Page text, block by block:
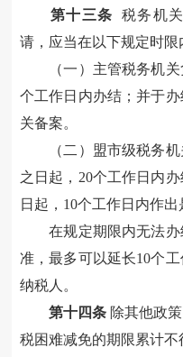
第十三条 税务机
请，应当在以下规定时限
（一）主管税务机
个工作日内办结；并于
关备案。
（二）盟市级税务
之日起，20个工作日内
日起，10个工作日内作出
在规定期限内无法
准，最多可以延长10个
纳税人。
第十四条除其他政策
税困难减免的期限累计不